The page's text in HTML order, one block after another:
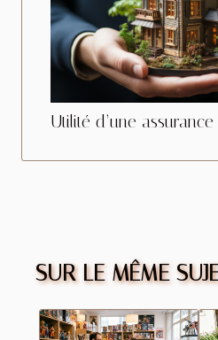
Utilité d’une
SUR LE MÊME